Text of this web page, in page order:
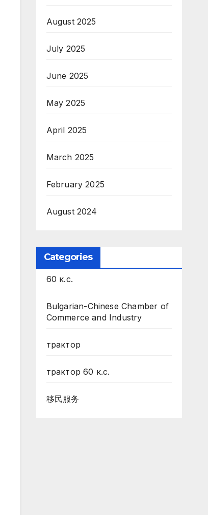
August 2025
July 2025
June 2025
May 2025
April 2025
March 2025
February 2025
August 2024
Categories
60 к.с.
Bulgarian-Chinese Chamber of
Commerce and Industry
трактор
трактор 60 к.с.
移民服务